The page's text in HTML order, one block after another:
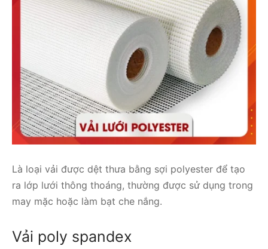
Là loại vải được dệt thưa bằng sợi polyester để tạo
ra lớp lưới thông thoáng, thường được sử dụng trong
may mặc hoặc làm bạt che nắng.
Vải poly spandex